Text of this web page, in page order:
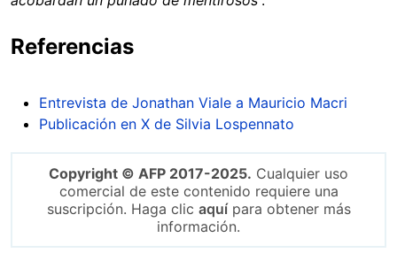
Referencias
Entrevista de Jonathan Viale a Mauricio Macri
Publicación en X de Silvia Lospennato
Copyright © AFP 2017-2025. Cualquier uso
comercial de este contenido requiere una
suscripción. Haga clic aquípara obtener más
información.